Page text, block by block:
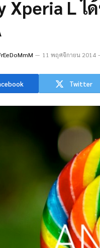
Xperia L
11 พฤศจิกายน 2014
Twitter